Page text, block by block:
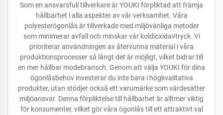
Som en ansvarsfull tillverkare är YOUKI förpliktad att främja
hållbarhet i alla aspekter av vår verksamhet. Våra
polyesterögonlås är tillverkade med miljövänliga metoder
som minimerar avfall och minskar vår koldioxidavtryck. Vi
prioriterar användningen av återvunna material i våra
produktionsprocesser så långt det är möjligt, vilket bidrar till
en mer hållbar modebransch. Genom att välja YOUKI för dina
ögonlåsbehov investerar du inte bara i högkvalitativa
produkter, utan stödjer också ett varumärke som värdesätter
miljöansvar. Denna förpliktelse till hållbarhet är alltmer viktig
för konsumenter, vilket gör våra ögonlås till ett attraktivt val